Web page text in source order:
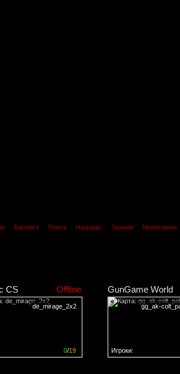
Банлист Поиск Награды Звания Мониторинг
CS Offline
de_mirage_2x2
0/19
GunGame World
gg_ak-
Игроки: